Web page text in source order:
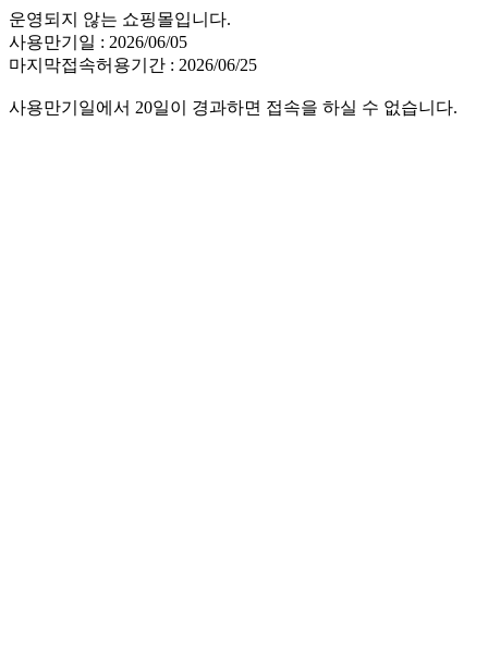
운영되지 않는 쇼핑몰입니다.
사용만기일 : 2026/06/05
마지막접속허용기간 : 2026/06/25
사용만기일에서 20일이 경과하면 접속을 하실 수 없습니다.